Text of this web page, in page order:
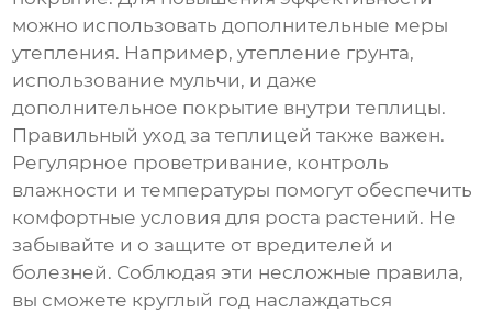
можно использовать дополнительные меры
утепления. Например, утепление грунта,
использование мульчи, и даже
дополнительное покрытие внутри теплицы.
Правильный уход за теплицей также важен.
Регулярное проветривание, контроль
влажности и температуры помогут обеспечить
комфортные условия для роста растений. Не
забывайте и о защите от вредителей и
болезней. Соблюдая эти несложные правила,
вы сможете круглый год наслаждаться